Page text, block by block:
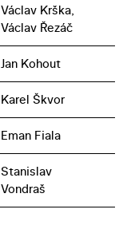
Václav Krška,
Václav Řezáč
Jan Kohout
Karel Škvor
Eman Fiala
Stanislav
Vondraš